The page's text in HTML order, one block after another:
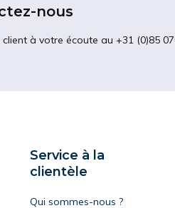
nous
client à votre écoute au +31 (0)85
Service à la
clientèle
Qui sommes-nous ?